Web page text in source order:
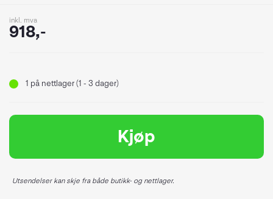
inkl. mva
918,-
1 på nettlager (1 - 3 dager)
Kjøp
Utsendelser kan skje fra både butikk- og nettlager.